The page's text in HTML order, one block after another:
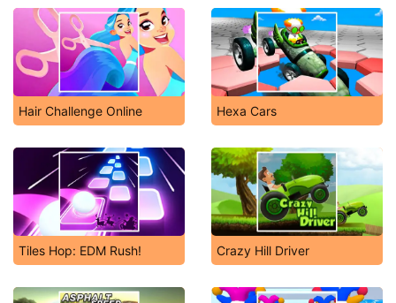
Build Craft Hurdles Xtreme Drift 2 Online
Hair Challenge Online Hexa Cars
Tiles Hop: EDM Rush! Crazy Hill Driver